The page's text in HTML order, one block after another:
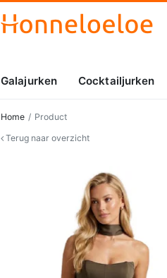
Galajurken Cocktailjurken
Home
Product
Terug naar overzicht